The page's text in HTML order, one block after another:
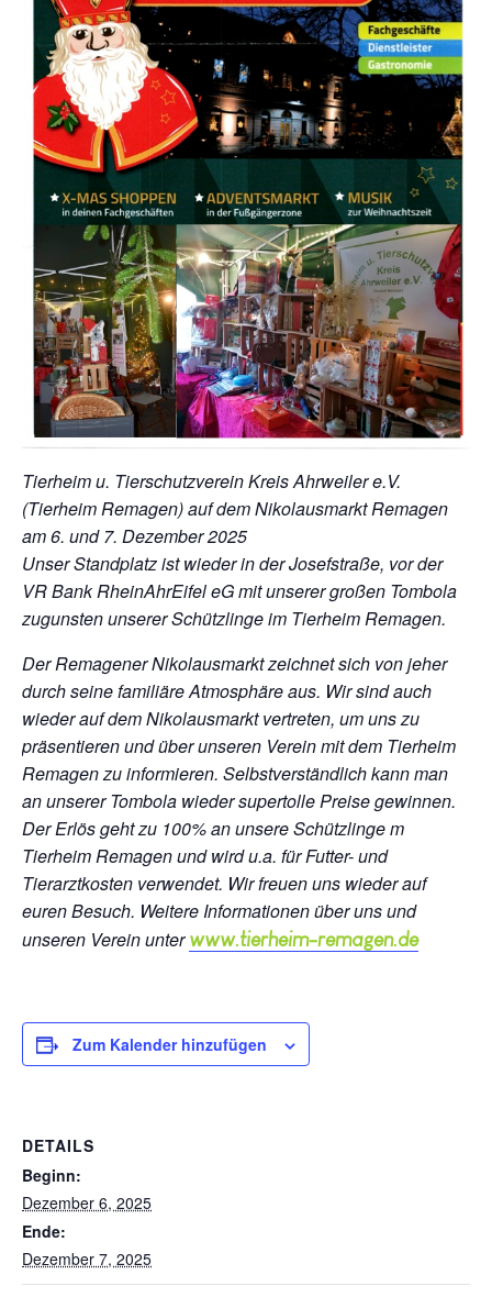
Tierheim u. Tierschutzverein Kreis Ahrweiler e.V.
(Tierheim Remagen) auf dem Nikolausmarkt Remagen
am 6. und 7. Dezember 2025
Unser Standplatz ist wieder in der Josefstraße, vor der
VR Bank RheinAhrEifel eGmit unserer großen Tombola
zugunsten unserer Schützlinge im Tierheim Remagen.
Der Remagener Nikolausmarkt zeichnet sich von jeher
durch seine familiäre Atmosphäre aus. Wir sind auch
wieder auf dem Nikolausmarkt vertreten, um uns zu
präsentieren und über unseren Verein mit dem Tierheim
Remagen zu informieren. Selbstverständlich kann man
an unserer Tombola wieder supertolle Preise gewinnen.
Der Erlös geht zu 100% an unsere Schützlinge m
Tierheim Remagen und wird u.a. für Futter- und
Tierarztkosten verwendet. Wir freuen uns wieder auf
euren Besuch. Weitere Informationen über uns und
unseren Verein unter www.tierheim-remagen.de
Zum Kalender hinzufügen
DETAILS
Beginn:
Dezember 6, 2025
Ende:
Dezember 7, 2025